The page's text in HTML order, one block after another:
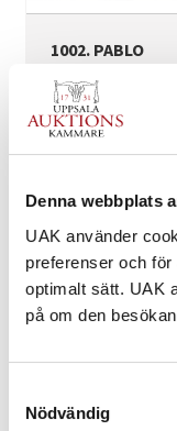
Denna webbplats
UAK använder
preferenser och
optimalt sätt. UAK
på om den
Nödvändig
1002. PABLO
PICASSO
(1881‑1973). "Nus"
Signed in pencil
and dated 1er. Aout
Pen and...
Utrop:
3.000.000 -
Klubbat pris:
8.600.000 SEK